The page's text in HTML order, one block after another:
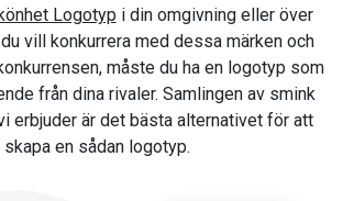
Logotyp i din omgivning eller över
vill konkurrera med dessa märken och
måste du ha en logotyp som
från dina rivaler. Samlingen av smink
erbjuder är det bästa alternativet för att
skapa en sådan logotyp.